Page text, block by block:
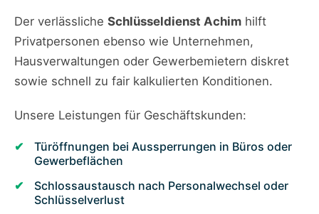
Der verlässliche Schlüsseldienst Achim hilft
Privatpersonen ebenso wie Unternehmen,
Hausverwaltungen oder Gewerbemietern diskret
sowie schnell zu fair kalkulierten Konditionen.
Unsere Leistungen für Geschäftskunden:
Türöffnungen bei Aussperrungen in Büros oder
Gewerbeflächen
Schlossaustausch nach Personalwechsel oder
Schlüsselverlust